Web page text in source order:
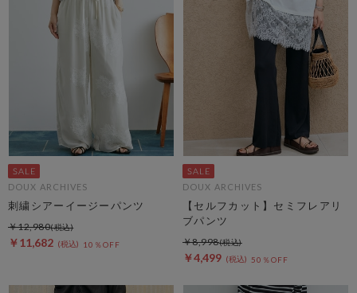
DOUX ARCHIVES
刺繍シアーイージーパンツ
￥11,682 10％OFF
￥12,980
DOUX ARCHIVES
【セルフカット】セミフレアリ
ブパンツ
￥4,499 50％OFF
￥8,998